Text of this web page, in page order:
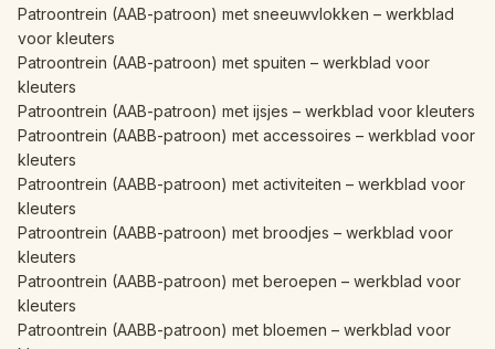
Patroontrein (AAB-patroon) met sneeuwvlokken – werkblad
voor kleuters
Patroontrein (AAB-patroon) met spuiten – werkblad voor
kleuters
Patroontrein (AAB-patroon) met ijsjes – werkblad voor kleuters
Patroontrein (AABB-patroon) met accessoires – werkblad voor
kleuters
Patroontrein (AABB-patroon) met activiteiten – werkblad voor
kleuters
Patroontrein (AABB-patroon) met broodjes – werkblad voor
kleuters
Patroontrein (AABB-patroon) met beroepen – werkblad voor
kleuters
Patroontrein (AABB-patroon) met bloemen – werkblad voor